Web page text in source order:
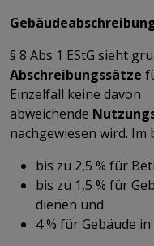
§ 8 Abs 1 EStG sieht
Abschreibungssätze
Einzelfall keine davon
abweichende
nachgewiesen wird.
bis zu 2,5 % für
bis zu 1,5 % für
dienen und
4 % für Gebäude